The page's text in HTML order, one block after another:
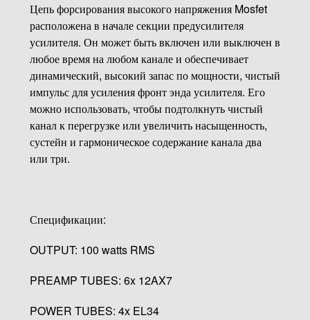
Цепь форсирования высокого напряжения Mosfet
расположена в начале секции предусилителя
усилителя. Он может быть включен или выключен в
любое время на любом канале и обеспечивает
динамический, высокий запас по мощности, чистый
импульс для усиления фронт энда усилителя. Его
можно использовать, чтобы подтолкнуть чистый
канал к перегрузке или увеличить насыщенность,
сустейн и гармоническое содержание канала два
или три.
Спецификации:
OUTPUT: 100 watts RMS
PREAMP TUBES: 6x 12AX7
POWER TUBES: 4x EL34